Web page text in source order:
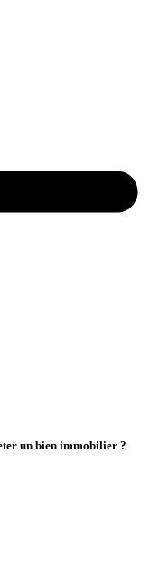
un bien immobilier ?